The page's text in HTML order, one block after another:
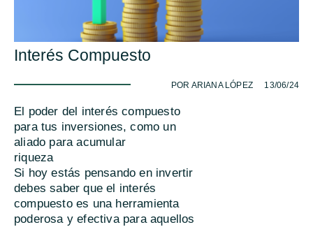
Interés Compuesto
- POR ARIANA LÓPEZ 13/06/24
El poder del interés compuesto
para tus inversiones, como un
aliado para acumular
riqueza
Si hoy estás pensando en invertir
debes saber que el interés
compuesto es una herramienta
poderosa y efectiva para aquellos